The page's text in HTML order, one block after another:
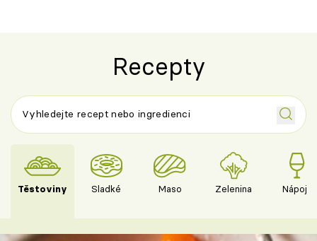
Recepty
Těstoviny Sladké Maso Zelenina Nápoje